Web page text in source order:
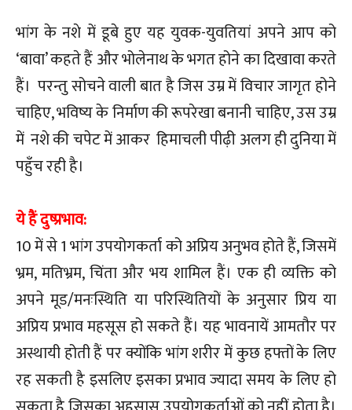
भांग के नशे में डूबे हुए यह युवक-युवतियां अपने आप को
‘बावा’ कहते हैं और भोलेनाथ के भगत होने का दिखावा करते
हैं। परन्तु सोचने वाली बात है जिस उम्र में विचार जागृत होने
चाहिए, भविष्य के निर्माण की रूपरेखा बनानी चाहिए, उस उम्र
में नशे की चपेट में आकर हिमाचली पीढ़ी अलग ही दुनिया में
पहुँच रही है।
ये हैं दुष्प्रभाव:
10 में से 1 भांग उपयोगकर्ता को अप्रिय अनुभव होते हैं, जिसमें
भ्रम, मतिभ्रम, चिंता और भय शामिल हैं। एक ही व्यक्ति को
अपने मूड/मनःस्थिति या परिस्थितियों के अनुसार प्रिय या
अप्रिय प्रभाव महसूस हो सकते हैं। यह भावनायें आमतौर पर
अस्थायी होती हैं पर क्योंकि भांग शरीर में कुछ हफ्तों के लिए
रह सकती है इसलिए इसका प्रभाव ज्यादा समय के लिए हो